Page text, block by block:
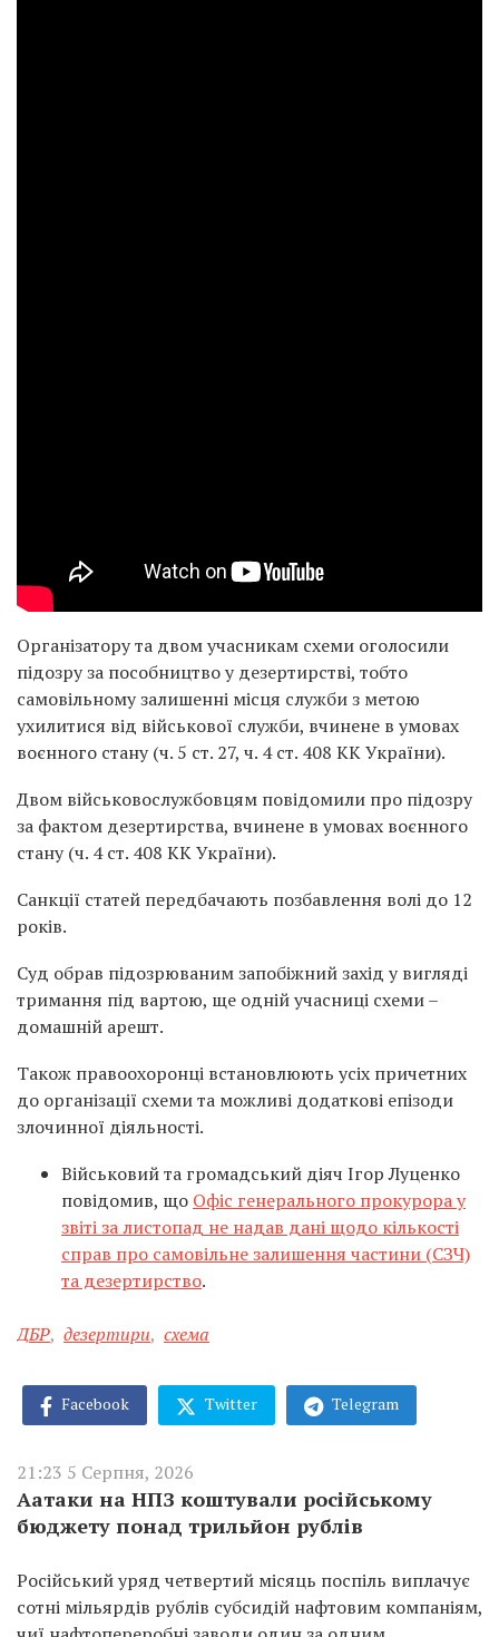
Організатору та двом учасникам схеми оголосили
підозру за пособництво у дезертирстві, тобто
самовільному залишенні місця служби з метою
ухилитися від військової служби, вчинене в умовах
воєнного стану (ч. 5 ст. 27, ч. 4 ст. 408 КК України).
Двом військовослужбовцям повідомили про підозру
за фактом дезертирства, вчинене в умовах воєнного
стану (ч. 4 ст. 408 КК України).
Санкції статей передбачають позбавлення волі до 12
років.
Суд обрав підозрюваним запобіжний захід у вигляді
тримання під вартою, ще одній учасниці схеми –
домашній арешт.
Також правоохоронці встановлюють усіх причетних
до організації схеми та можливі додаткові епізоди
злочинної діяльності.
Військовий та громадський діяч Ігор Луценко
повідомив, що Офіс генерального прокурора у
звіті за листопад не надав дані щодо кількості
справ про самовільне залишення частини (СЗЧ)
та дезертирство.
ДБР, дезертири, схема
Facebook Twitter Telegram
21:23 5 Серпня, 2026
Аатаки на НПЗ коштували російському
бюджету понад трильйон рублів
Російський уряд четвертий місяць поспіль виплачує
сотні мільярдів рублів субсидій нафтовим компаніям,